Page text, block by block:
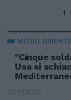
1
MEDIO
"Cinque
Usa si
12/11/2023